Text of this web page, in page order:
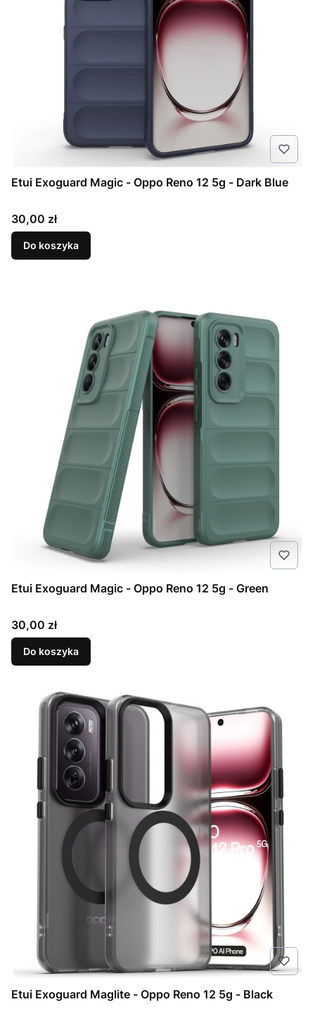
Etui Exoguard Magic - Oppo Reno 12 5g - Dark Blue
Cena
30,00 zł
Do koszyka
Etui Exoguard Magic - Oppo Reno 12 5g - Green
Cena
30,00 zł
Do koszyka
Etui Exoguard Maglite - Oppo Reno 12 5g - Black